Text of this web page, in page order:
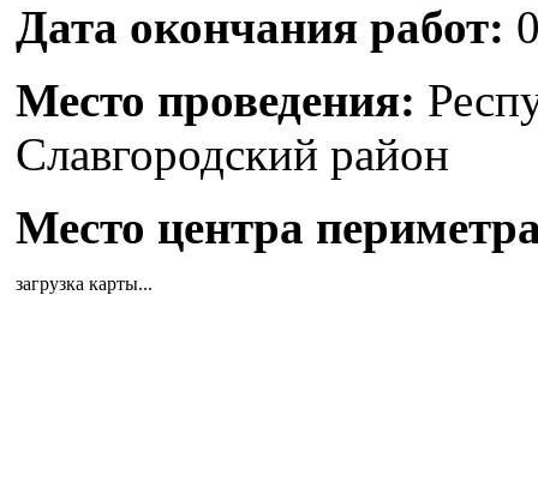
Дата окончания работ:
Место проведения:
Славгородский район
Место центра
загрузка карты...